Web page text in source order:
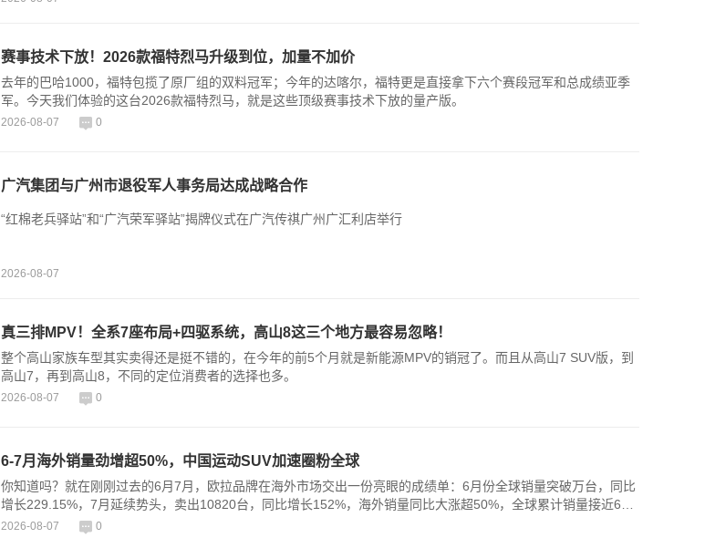
赛事技术下放！2026款福特烈马升级到位，加量不加价
去年的巴哈1000，福特包揽了原厂组的双料冠军；今年的达喀尔，福特更是直接拿下六个赛段冠军和总成绩亚季
军。今天我们体验的这台2026款福特烈马，就是这些顶级赛事技术下放的量产版。
2026-08-07 0
广汽集团与广州市退役军人事务局达成战略合作
“红棉老兵驿站”和“广汽荣军驿站”揭牌仪式在广汽传祺广州广汇利店举行
2026-08-07
真三排MPV！全系7座布局+四驱系统，高山8这三个地方最容易忽略！
整个高山家族车型其实卖得还是挺不错的，在今年的前5个月就是新能源MPV的销冠了。而且从高山7 SUV版，到
高山7，再到高山8，不同的定位消费者的选择也多。
2026-08-07 0
6-7月海外销量劲增超50%，中国运动SUV加速圈粉全球
你知道吗？就在刚刚过去的6月7月，欧拉品牌在海外市场交出一份亮眼的成绩单：6月份全球销量突破万台，同比
增长229.15%，7月延续势头，卖出10820台，同比增长152%，海外销量同比大涨超50%，全球累计销量接近60
万辆...
2026-08-07 0